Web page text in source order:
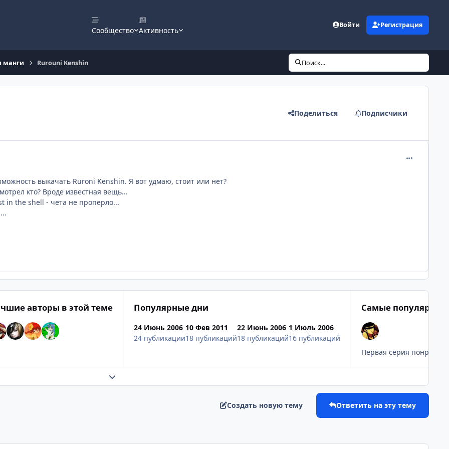
Сообщество Активность
Войти Регистрация
манги Rurouni Kenshin Поиск...
Поделиться Подписчики
выкачать Ruroni Kenshin. Я вот удмаю, стоит или нет?
кто? Вроде известная вещь...
in the shell - чета не проперло...
авторы в этой теме Популярные дни
24 Июнь 2006
24 публикации
10 Фев 2011
18 публикаций
22 Июнь 2006
18 публикаций
1 Июль 2006
16 публикаций
Самые популярные
Первая серия
Развернуть обзор темы
Создать новую тему Ответить на эту тему